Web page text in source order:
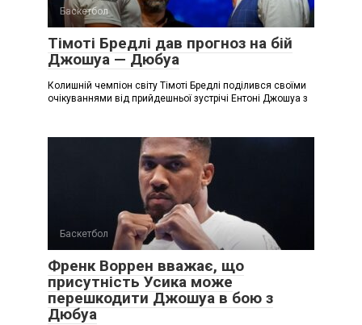
Баскетбол
Тімоті Бредлі дав прогноз на бій
Джошуа — Дюбуа
Колишній чемпіон світу Тімоті Бредлі поділився своїми
очікуваннями від прийдешньої зустрічі Ентоні Джошуа з
Баскетбол
Френк Воррен вважає, що
присутність Усика може
перешкодити Джошуа в бою з
Дюбуа